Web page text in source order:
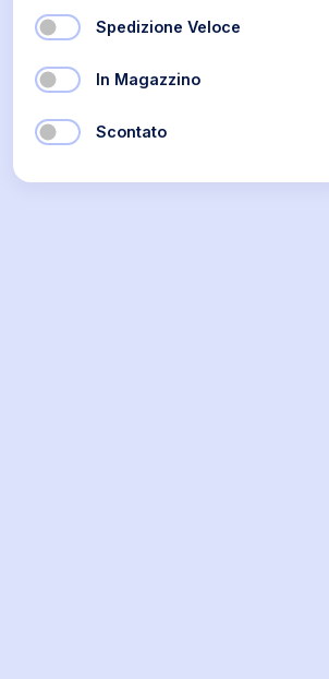
Spedizione Veloce
In Magazzino
Scontato